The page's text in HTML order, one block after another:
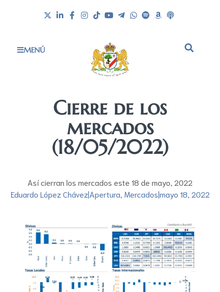
MENÚ
Cierre de los
mercados
(18/05/2022)
Así cierran los mercados este 18 de mayo, 2022
Eduardo López Chávez|Apertura, Mercados|mayo 18, 2022